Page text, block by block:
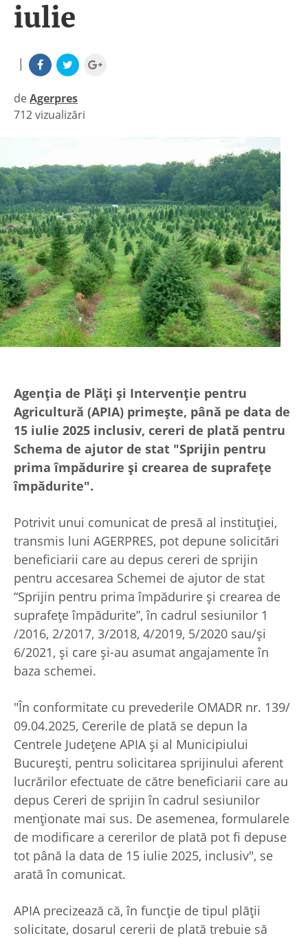
iulie
|
deAgerpres
|
712 vizualizări
Agenția de Plăți și Intervenție pentru
Agricultură (APIA) primește, până pe data de
15 iulie 2025 inclusiv, cereri de plată pentru
Schema de ajutor de stat "Sprijin pentru
prima împădurire și crearea de suprafețe
împădurite".
Potrivit unui comunicat de presă al instituției,
transmis luni AGERPRES, pot depune solicitări
beneficiarii care au depus cereri de sprijin
pentru accesarea Schemei de ajutor de stat
“Sprijin pentru prima împădurire și crearea de
suprafețe împădurite”, în cadrul sesiunilor 1
/2016, 2/2017, 3/2018, 4/2019, 5/2020 sau/și
6/2021, și care și-au asumat angajamente în
baza schemei.
"În conformitate cu prevederile OMADR nr. 139/
09.04.2025, Cererile de plată se depun la
Centrele Județene APIA și al Municipiului
București, pentru solicitarea sprijinului aferent
lucrărilor efectuate de către beneficiarii care au
depus Cereri de sprijin în cadrul sesiunilor
menționate mai sus. De asemenea, formularele
de modificare a cererilor de plată pot fi depuse
tot până la data de 15 iulie 2025, inclusiv", se
arată în comunicat.
APIA precizează că, în funcție de tipul plății
solicitate, dosarul cererii de plată trebuie să